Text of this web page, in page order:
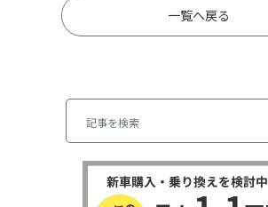
一覧へ戻る